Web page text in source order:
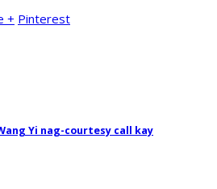
+ Pinterest
Yi nag-courtesy call kay